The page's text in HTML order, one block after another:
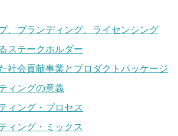
、ブランディング、ライセンシング
ステークホルダー
社会貢献事業とプロダクトパッケージ
ィングの意義
ィング・プロセス
ィング・ミックス